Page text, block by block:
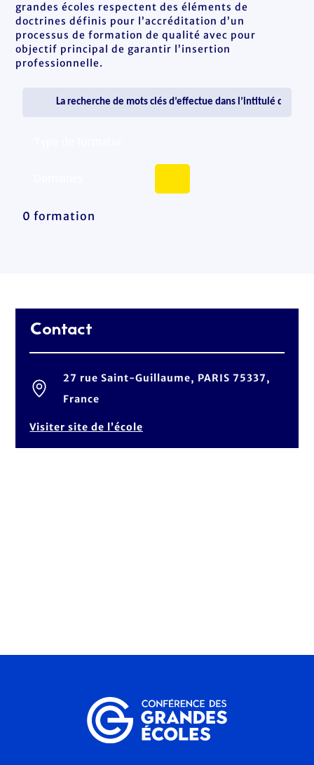
grandes écoles respectent des éléments de
doctrines définis pour l’accréditation d’un
processus de formation de qualité avec pour
objectif principal de garantir l’insertion
professionnelle.
0 formation
Contact
27 rue Saint-Guillaume, PARIS 75337,
France
Visiter site de l’école